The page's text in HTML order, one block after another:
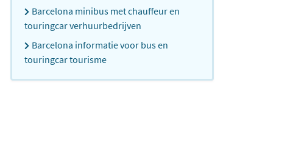
Barcelona minibus met chauffeur en
touringcar verhuurbedrijven
Barcelona informatie voor bus en
touringcar tourisme